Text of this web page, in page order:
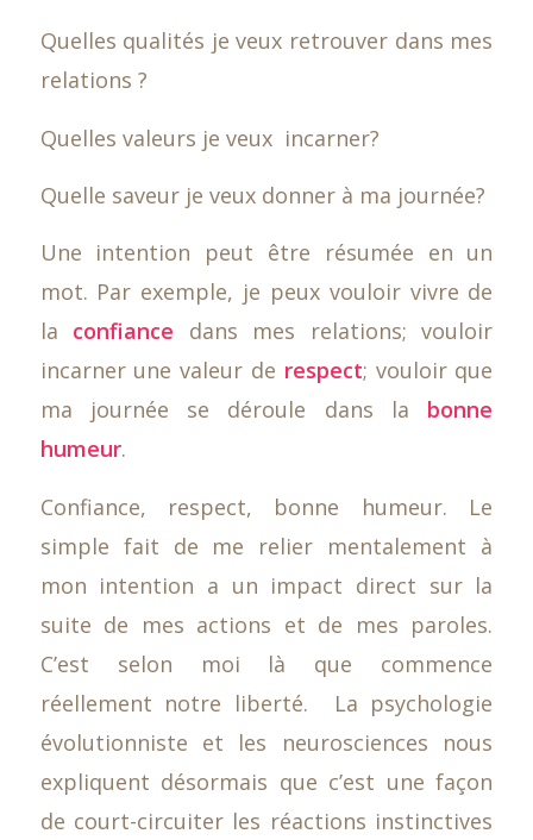
Quelles qualités je veux retrouver dans mes
relations ?
Quelles valeurs je veux incarner?
Quelle saveur je veux donner à ma journée?
Une intention peut être résumée en un
mot. Par exemple, je peux vouloir vivre de
la confiance dans mes relations; vouloir
incarner une valeur de respect; vouloir que
ma journée se déroule dans la bonne
humeur.
Confiance, respect, bonne humeur. Le
simple fait de me relier mentalement à
mon intention a un impact direct sur la
suite de mes actions et de mes paroles.
C’est selon moi là que commence
réellement notre liberté. La psychologie
évolutionniste et les neurosciences nous
expliquent désormais que c’est une façon
de court-circuiter les réactions instinctives